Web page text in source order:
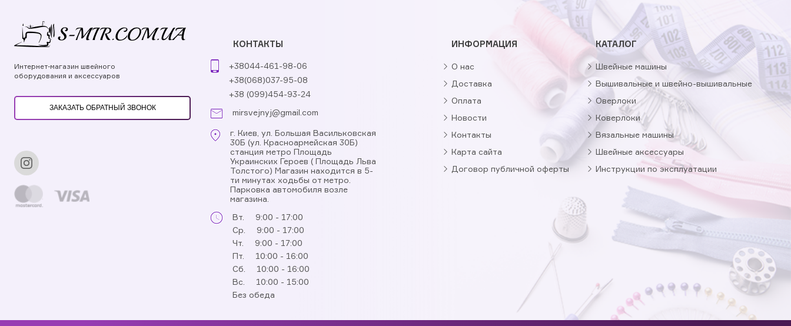
Интернет-магазин швейного
оборудования и аксессуаров
ЗАКАЗАТЬ ОБРАТНЫЙ ЗВОНОК
КОНТАКТЫ
+38044-461-98-06
+38(068)037-95-08
+38 (099)454-93-24
mirsvejnyj@gmail.com
г. Киев, ул. Большая Васильковская
30Б (ул. Красноармейская 30Б)
станция метро Площадь
Украинских Героев ( Площадь Льва
Толстого) Магазин находится в 5-
ти минутах ходьбы от метро.
Парковка автомобиля возле
магазина.
Вт.
9:00 - 17:00
Ср.
9:00 - 17:00
Чт.
9:00 - 17:00
Пт.
10:00 - 16:00
Сб.
10:00 - 16:00
Вс.
10:00 - 15:00
Без обеда
ИНФОРМАЦИЯ
О нас
Доставка
Оплата
Новости
Контакты
Карта сайта
Договор публичной оферты
КАТАЛОГ
Швейные машины
Вышивальные и швейно-вышивальные
Оверлоки
Коверлоки
Вязальные машины
Швейные аксессуары
Инструкции по эксплуатации